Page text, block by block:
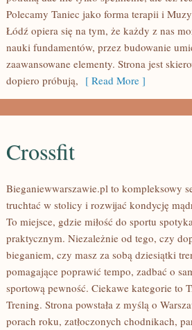
Polecamy Taniec jako forma terapii i
Łódź opiera się na tym, że każdy z nas
nauki fundamentów, przez budowanie
zaawansowane elementy. Strona jest
dopiero próbują, [ Read More ]
Crossfit
Bieganiewwarszawie.pl to kompleksowy
truchtać w stolicy i rozwijać kondycję
To miejsce, gdzie miłość do sportu
praktycznym. Niezależnie od tego, czy
bieganiem, czy masz za sobą dziesiątki
pomagające poprawić tempo, zadbać o
sportową pewność. Ciekawe kategorie to
Trening. Strona powstała z myślą o
porach roku, zatłoczonych chodnikach,